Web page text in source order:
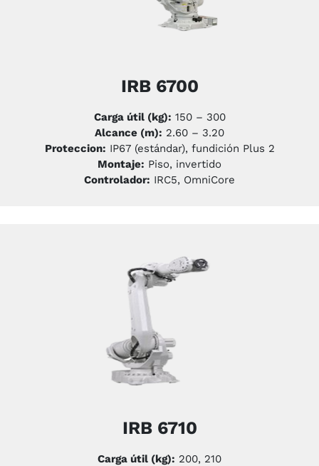
IRB 6700
Carga útil (kg): 150 – 300
Alcance (m): 2.60 – 3.20
Proteccion: IP67 (estándar), fundición Plus 2
Montaje: Piso, invertido
Controlador: IRC5, OmniCore
IRB 6710
Carga útil (kg): 200, 210